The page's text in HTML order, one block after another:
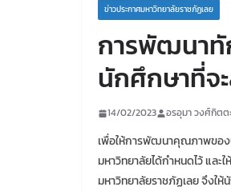
ข่าวประกาศมหาวิทยาลัยราชภัฏเลย
การพัฒนาทั
นักศึกษาที่จ
14/02/2023 อรอุมา วงศ์กิตต
เพื่อให้การพัฒนาคุณภาพขอ
มหาวิทยาลัยได้กำหนดไว้ แล
มหาวิทยาลัยราชภัฏเลย จึงใ